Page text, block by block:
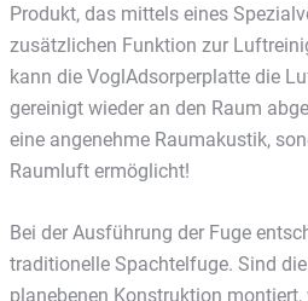
Produkt, das mittels eines
zusätzlichen Funktion zur
kann die VoglAdsorperplatte die
gereinigt wieder an den Raum
eine angenehme Raumakustik,
Raumluft ermöglicht!
Bei der Ausführung der Fuge
traditionelle Spachtelfuge. Sind
planebenen Konstruktion